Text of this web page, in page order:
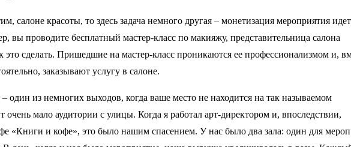
салоне красоты, то здесь задача немного другая – монетизация мероприятия идет
вы проводите бесплатный мастер-класс по макияжу, представительница салона
это сделать. Пришедшие на мастер-класс проникаются ее профессионализмом и,
заказывают услугу в салоне.
один из немногих выходов, когда ваше место не находится на так называемом
очень мало аудитории с улицы. Когда я работал арт-директором и, впоследствии,
«Книги и кофе», это было нашим спасением. У нас было два зала: один для